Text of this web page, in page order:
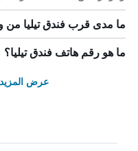
ما مدى قرب فندق تيليا
ما هو رقم هاتف فندق تيليا؟
عرض المزيد